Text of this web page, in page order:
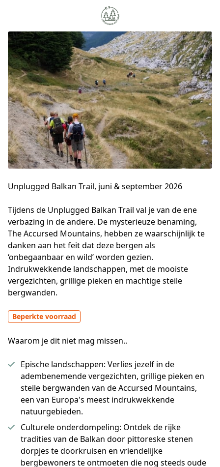
Unplugged Balkan Trail, juni & september 2026
Tijdens de Unplugged Balkan Trail val je van de ene
verbazing in de andere. De mysterieuze benaming,
The Accursed Mountains, hebben ze waarschijnlijk te
danken aan het feit dat deze bergen als
‘onbegaanbaar en wild’ worden gezien.
Indrukwekkende landschappen, met de mooiste
vergezichten, grillige pieken en machtige steile
bergwanden.
Beperkte voorraad
Waarom je dit niet mag missen..
Epische landschappen: Verlies jezelf in de
adembenemende vergezichten, grillige pieken en
steile bergwanden van de Accursed Mountains,
een van Europa's meest indrukwekkende
natuurgebieden.
Culturele onderdompeling: Ontdek de rijke
tradities van de Balkan door pittoreske stenen
dorpjes te doorkruisen en vriendelijke
bergbewoners te ontmoeten die nog steeds oude